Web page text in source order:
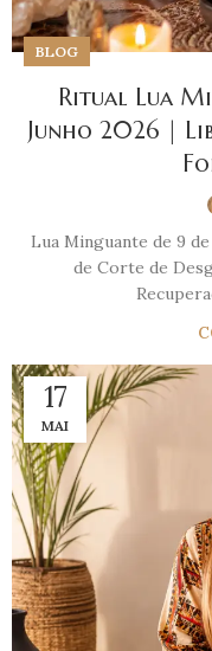
BLOG
Ritual Lua
Junho 2026 |
Lua Minguante de 9
de Corte de
17
MAI